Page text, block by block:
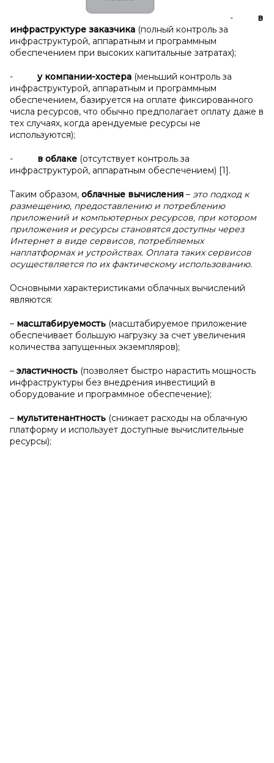
- в
инфраструктуре заказчика (полный контроль за
инфраструктурой, аппаратным и программным
обеспечением при высоких капитальные затратах);
- у компании-хостера (меньший контроль за
инфраструктурой, аппаратным и программным
обеспечением, базируется на оплате фиксированного
числа ресурсов, что обычно предполагает оплату даже в
тех случаях, когда арендуемые ресурсы не
используются);
- в облаке (отсутствует контроль за
инфраструктурой, аппаратным обеспечением) [1].
Таким образом, облачные вычисления – это подход к
размещению, предоставлению и потреблению
приложений и компьютерных ресурсов, при котором
приложения и ресурсы становятся доступны через
Интернет в виде сервисов, потребляемых
наплатформах и устройствах. Оплата таких сервисов
осуществляется по их фактическому использованию.
Основными характеристиками облачных вычислений
являются:
– масштабируемость (масштабируемое приложение
обеспечивает большую нагрузку за счет увеличения
количества запущенных экземпляров);
– эластичность (позволяет быстро нарастить мощность
инфраструктуры без внедрения инвестиций в
оборудование и программное обеспечение);
– мультитенантность (снижает расходы на облачную
платформу и использует доступные вычислительные
ресурсы);